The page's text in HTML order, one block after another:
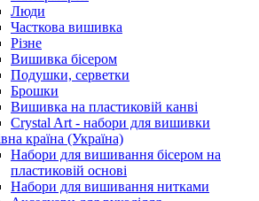
Люди
Часткова вишивка
Різне
Вишивка бісером
Подушки, серветки
Брошки
Вишивка на пластиковій канві
Crystal Art - набори для вишивки
країна (Україна)
Набори для вишивання бісером на
пластиковій основі
Набори для вишивання нитками